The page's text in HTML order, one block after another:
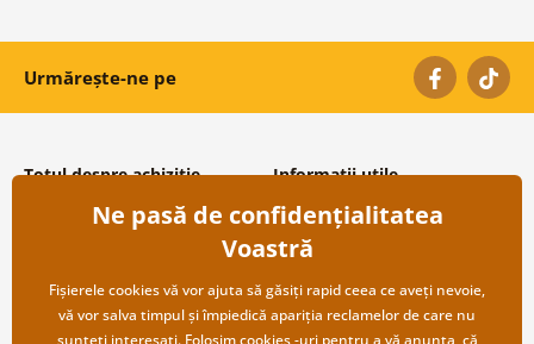
Urmărește-ne pe
Totul despre achiziție
Condiții și termeni generali
Protecția datelor personale
Transport și modalități de plată
Returnare
Informații utile
Despre noi
Întrebări frecvente
Contacte
Cooperare angro
Ne pasă de confidențialitatea
Voastră
Fișierele cookies vă vor ajuta să găsiți rapid ceea ce aveți nevoie,
vă vor salva timpul și împiedică apariția reclamelor de care nu
sunteți interesați. Folosimcookies-uri pentru a vă anunța, că